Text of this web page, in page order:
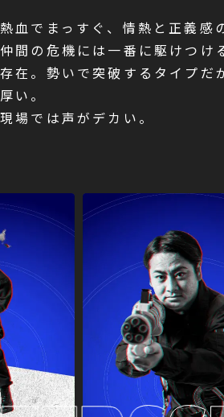
熱血でまっすぐ、情熱と正義感
仲間の危機には一番に駆けつけ
存在。勢いで突破するタイプだ
厚い。
現場では声がデカい。